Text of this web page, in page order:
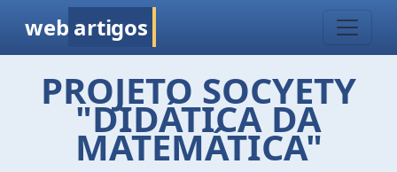
web artigos
PROJETO SOCYETY
"DIDÁTICA DA
MATEMÁTICA"